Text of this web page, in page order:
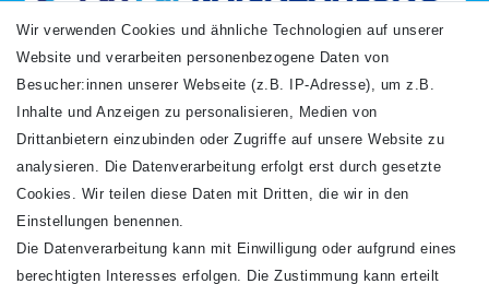
VERSANDARTEN
Wir verwenden Cookies und ähnliche Technologien auf unserer
Website und verarbeiten personenbezogene Daten von
Besucher:innen unserer Webseite (z.B. IP-Adresse), um z.B.
Inhalte und Anzeigen zu personalisieren, Medien von
Drittanbietern einzubinden oder Zugriffe auf unsere Website zu
analysieren. Die Datenverarbeitung erfolgt erst durch gesetzte
Cookies. Wir teilen diese Daten mit Dritten, die wir in den
Einstellungen benennen.
Die Datenverarbeitung kann mit Einwilligung oder aufgrund eines
berechtigten Interesses erfolgen. Die Zustimmung kann erteilt